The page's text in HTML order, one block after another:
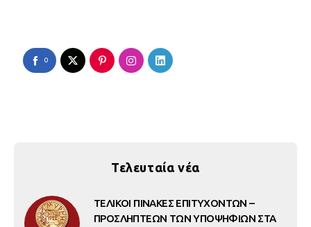
0
Τελευταία νέα
ΤΕΛΙΚΟΙ ΠΙΝΑΚΕΣ ΕΠΙΤΥΧΟΝΤΩΝ –
ΠΡΟΣΛΗΠΤΕΩΝ ΤΩΝ ΥΠΟΨΗΦΙΩΝ ΣΤΑ